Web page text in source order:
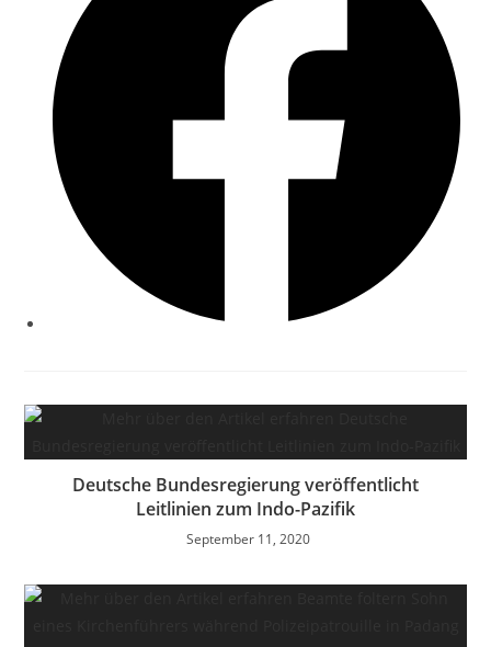
Deutsche Bundesregierung veröffentlicht
Leitlinien zum Indo-Pazifik
September 11, 2020